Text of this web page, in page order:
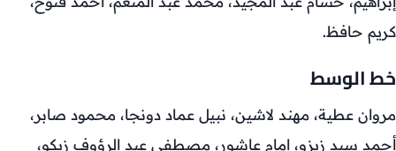
كريم حافظ.
خط الوسط
مروان عطية، مهند لاشين، نبيل عماد دونجا، محمود صابر،
أحمد سيد زيزو، إمام عاشور، مصطفى عبد الرؤوف زيكو،